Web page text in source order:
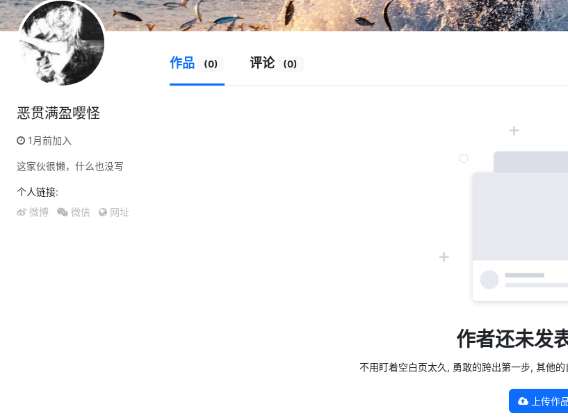
恶贯满盈嘤怪
1月前加入
这家伙很懒，什么也没写
个人链接:
微博 微信 网址
作品 (0) 评论 (0)
作者还未发
不用盯着空白页太久, 勇敢的跨出第一步, 其他
上传作